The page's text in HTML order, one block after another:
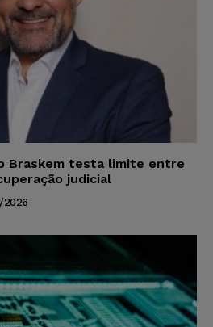
Braskem testa limite entre
judicial
2026